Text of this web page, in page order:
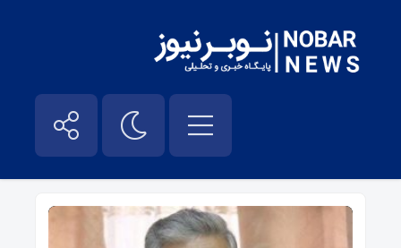
مهدی اسماعیلی – نوبر نیوز